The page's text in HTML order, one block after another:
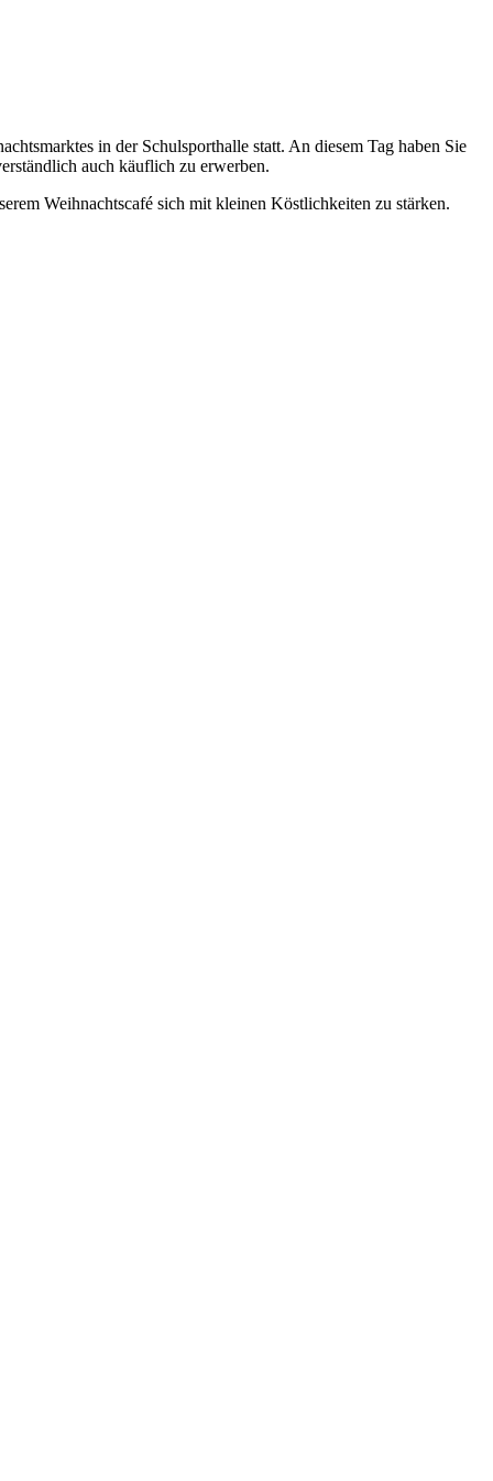
in der Schulsporthalle statt. An diesem Tag haben Sie
auch käuflich zu erwerben.
Weihnachtscafé sich mit kleinen Köstlichkeiten zu stärken.